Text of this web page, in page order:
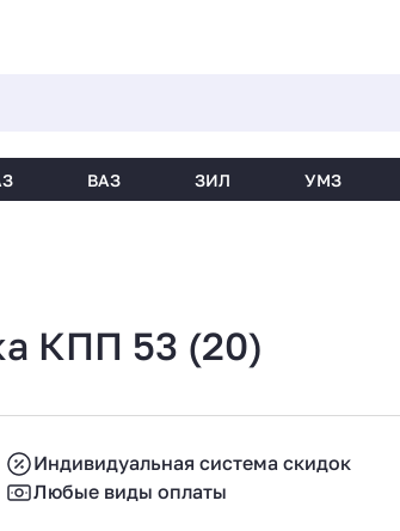
ВАЗ ЗИЛ УМЗ
КПП 53 (20)
Индивидуальная система скидок
Любые виды оплаты